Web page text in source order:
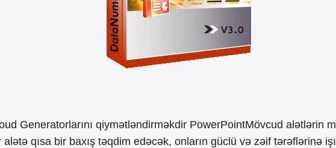
Generatorlarını qiymətləndirməkdir PowerPointMövcud alətlərin
qısa bir baxış təqdim edəcək, onların güclü və zəif tərəflərinə